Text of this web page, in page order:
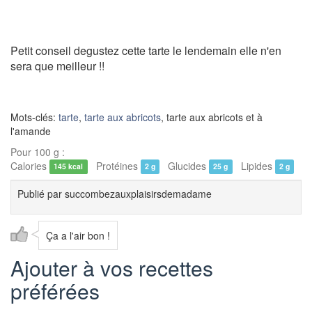
Petit conseil degustez cette tarte le lendemain elle n'en
sera que meilleur !!
Mots-clés: tarte, tarte aux abricots, tarte aux abricots et à
l'amande
Pour 100 g :
Calories
145 kcal Protéines 2 g Glucides 25 g Lipides 2 g
Publié par succombezauxplaisirsdemadame
Ça a l'air bon !
Ajouter à vos recettes
préférées